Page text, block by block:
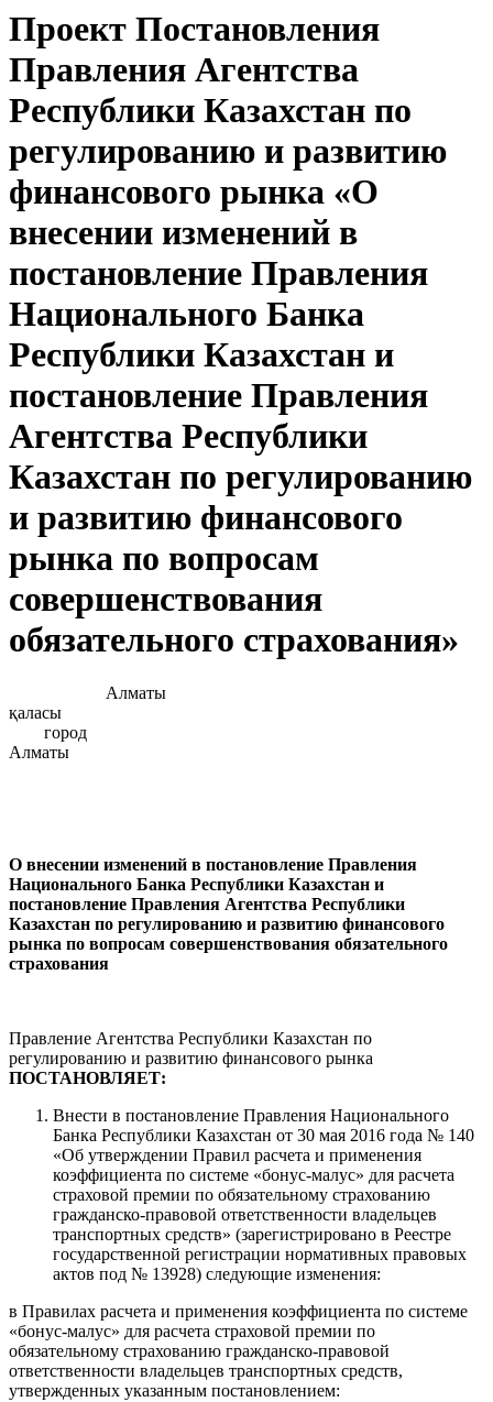
Проект Постановления
Правления Агентства
Республики Казахстан по
регулированию и развитию
финансового рынка «О
внесении изменений в
постановление Правления
Национального Банка
Республики Казахстан и
постановление Правления
Агентства Республики
Казахстан по регулированию
и развитию финансового
рынка по вопросам
совершенствования
обязательного страхования»
Алматы
қаласы
город
О внесении изменений в постановление Правления
Национального Банка Республики Казахстан и
постановление Правления Агентства Республики
Казахстан по регулированию и развитию финансового
рынка по вопросам совершенствования обязательного
страхования
Правление Агентства Республики Казахстан по
регулированию и развитию финансового рынка
ПОСТАНОВЛЯЕТ:
Внести в постановление Правления Национального
Банка Республики Казахстан от 30 мая 2016 года № 140
«Об утверждении Правил расчета и применения
коэффициента по системе «бонус-малус» для расчета
страховой премии по обязательному страхованию
гражданско-правовой ответственности владельцев
транспортных средств» (зарегистрировано в Реестре
государственной регистрации нормативных правовых
актов под № 13928) следующие изменения:
в Правилах расчета и применения коэффициента по системе
«бонус-малус» для расчета страховой премии по
обязательному страхованию гражданско-правовой
ответственности владельцев транспортных средств,
утвержденных указанным постановлением: